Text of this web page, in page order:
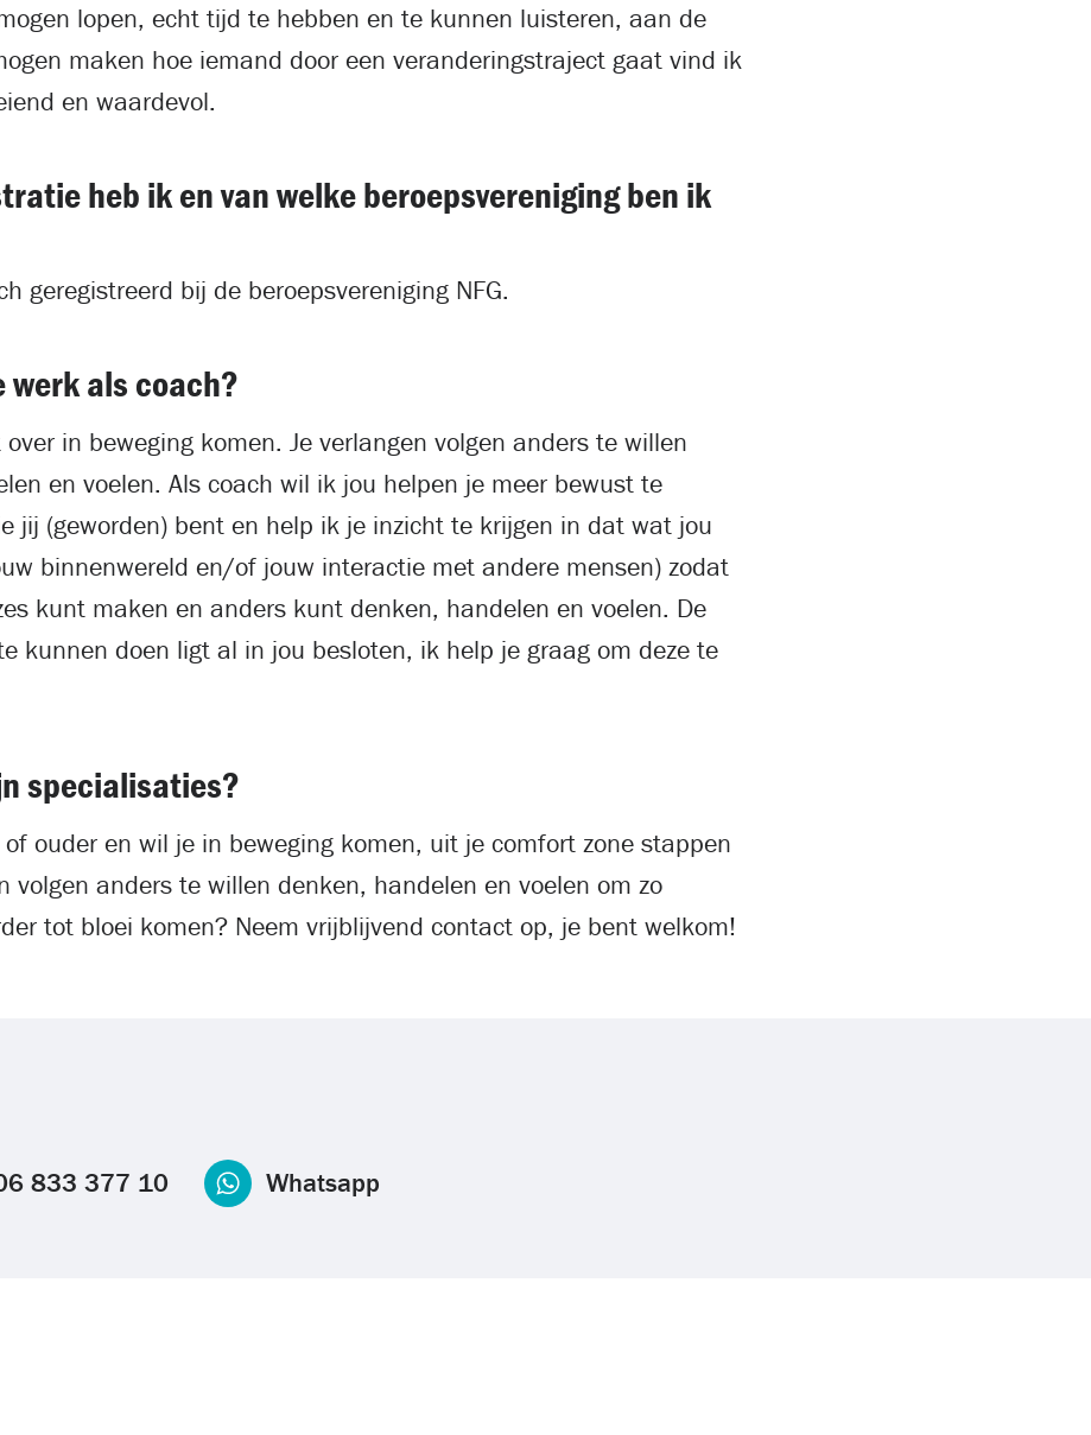
lopen, echt tijd te hebben en te kunnen luisteren, aan de
maken hoe iemand door een veranderingstraject gaat vind ik
en waardevol.
heb ik en van welke beroepsvereniging ben ik
geregistreerd bij de beroepsvereniging NFG.
werk als coach?
in beweging komen. Je verlangen volgen anders te willen
en voelen. Als coach wil ik jou helpen je meer bewust te
jij (geworden) bent en help ik je inzicht te krijgen in dat wat jou
binnenwereld en/of jouw interactie met andere mensen) zodat
kunt maken en anders kunt denken, handelen en voelen. De
kunnen doen ligt al in jou besloten, ik help je graag om deze te
specialisaties?
ouder en wil je in beweging komen, uit je comfort zone stappen
volgen anders te willen denken, handelen en voelen om zo
tot bloei komen? Neem vrijblijvend contact op, je bent welkom!
833 377 10 Whatsapp